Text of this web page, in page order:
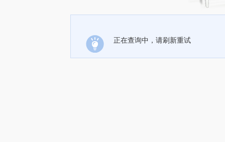
正在查询中，请刷新重试